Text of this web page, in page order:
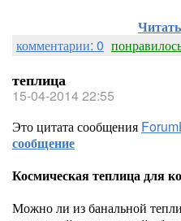
комментарии: 0
теплица
15-04-2014 22:55
Это цитата сообщения
сообщение
Космическая теплица для
Можно ли из банальной